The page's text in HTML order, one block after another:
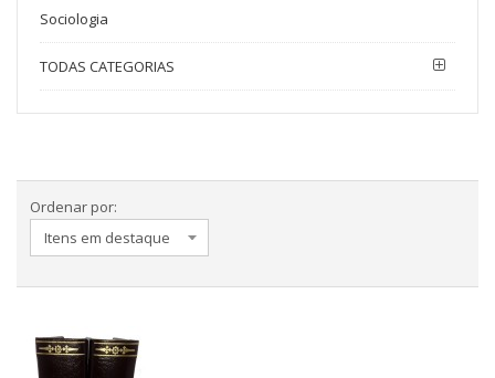
Sociologia
TODAS CATEGORIAS
Ordenar por: